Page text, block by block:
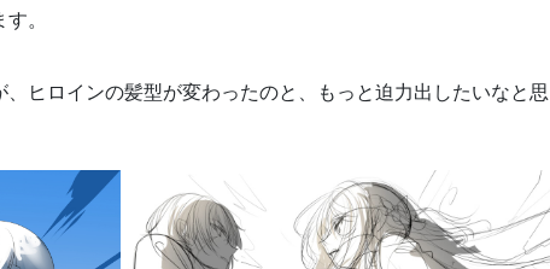
。
ヒロインの髪型が変わったのと、もっと迫力出したいなと思